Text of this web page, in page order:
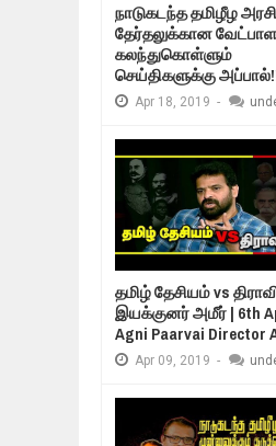
நாடுகடந்த தமிழீழ
தேர்தலுக்கான
கலந்துகொள்ளும்
செய்திகளுக்கு
Apr 18, 2019 -
தமிழ் தேசியம் vs
இயக்குனர் அமீர் | 6th
Agni Paarvai Director
Apr 09, 2019 -